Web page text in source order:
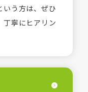
いう方は、ぜひ
丁寧にヒアリン